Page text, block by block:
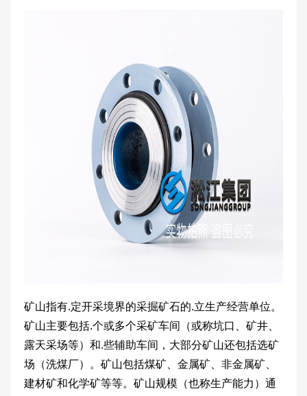
矿山指有.定开采境界的采掘矿石的.立生产经营单位。
矿山主要包括.个或多个采矿车间（或称坑口、矿井、
露天采场等）和.些辅助车间，大部分矿山还包括选矿
场（洗煤厂）。矿山包括煤矿、金属矿、非金属矿、
建材矿和化学矿等等。矿山规模（也称生产能力）通